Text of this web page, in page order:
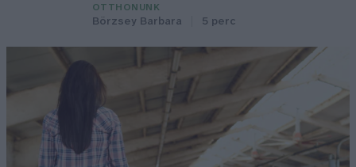
OTTHONUNK
Börzsey Barbara 5 perc